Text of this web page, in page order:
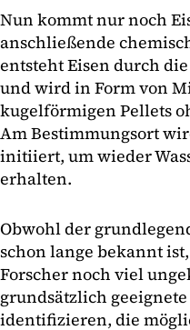
Nun kommt nur noch
anschließende
entsteht Eisen durch
und wird in Form von
kugelförmigen Pellets
Am Bestimmungsort
initiiert, um wieder
erhalten.
Obwohl der
schon lange bekannt
Forscher noch viel
grundsätzlich
identifizieren, die